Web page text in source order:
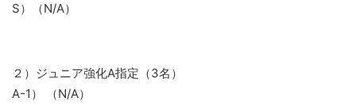
S）（N/A）
２）ジュニア強化A指定（3名）
A-1） （N/A）